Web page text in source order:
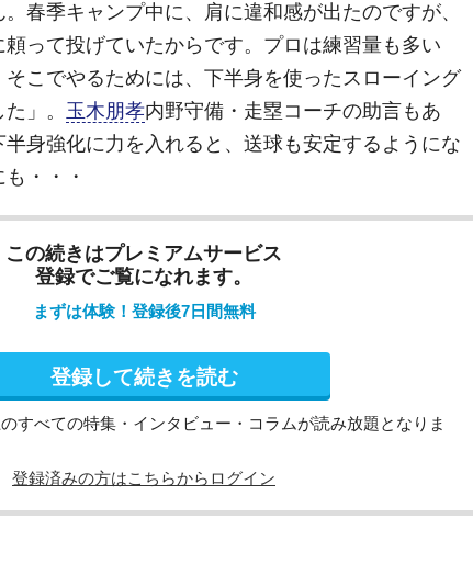
春季キャンプ中に、肩に違和感が出たのですが、
って投げていたからです。プロは練習量も多い
そこでやるためには、下半身を使ったスローイング
」。 玉木朋孝内野守備・走塁コーチの助言もあ
半身強化に力を入れると、送球も安定するようにな
・・・
この続きはプレミアムサービス
登録でご覧になれます。
まずは体験！登録後7日間無料
登録して続きを読む
すべての特集・インタビュー・コラムが読み放題となりま
登録済みの方はこちらからログイン